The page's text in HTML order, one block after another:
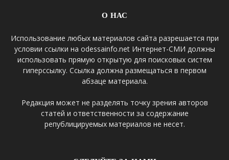
О НАС
Использование любых материалов сайта разрешается при
условии ссылки на odessainfo.net Интернет-СМИ должны
использовать прямую открытую для поисковых систем
гиперссылку. Ссылка должна размещаться в первом
абзаце материала.
Редакция может не разделять точку зрения авторов
статей и ответственности за содержание
републицируемых материалов не несет.